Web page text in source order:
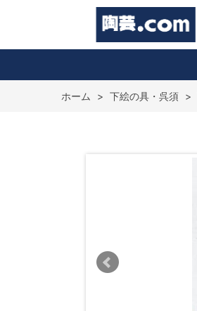
ホーム > 下絵の具・呉須 >